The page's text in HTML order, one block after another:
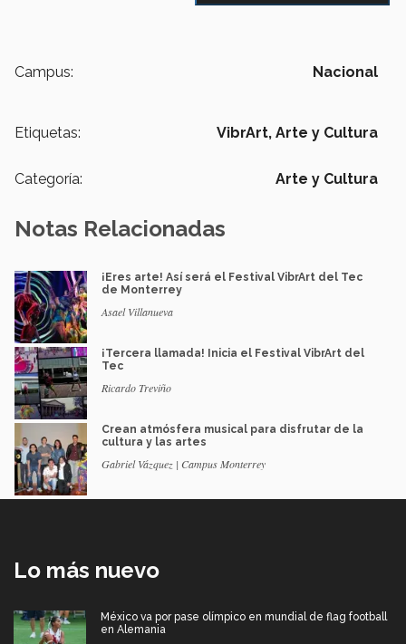
Campus: Nacional
Etiquetas: VibrArt, Arte y Cultura
Categoría: Arte y Cultura
Notas Relacionadas
¡Eres arte! Así será el Festival VibrArt del Tec
de Monterrey
Asael Villanueva
¡Tercera llamada! Inicia el Festival VibrArt del
Tec
Ricardo Treviño
Crean atmósfera musical para disfrutar de la
cultura y las artes
Gabriel Vázquez | Campus Monterrey
Lo más nuevo
México va por pase olímpico en mundial de flag football
en Alemania